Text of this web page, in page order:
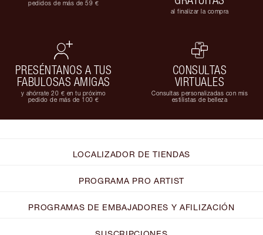
pedidos de más de 59 €
al finalizar la compra
PRESÉNTANOS A TUS
FABULOSAS AMIGAS
y ahórrate 20 € en tu próximo
pedido de más de 100 €
CONSULTAS
VIRTUALES
Consultas personalizadas con mis
estilistas de belleza
LOCALIZADOR DE TIENDAS
PROGRAMA PRO ARTIST
PROGRAMAS DE EMBAJADORES Y AFILIZACIÓN